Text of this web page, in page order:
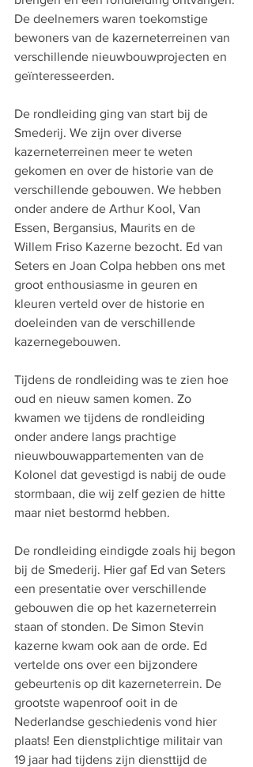
De deelnemers waren toekomstige
bewoners van de kazerneterreinen van
verschillende nieuwbouwprojecten en
geïnteresseerden.
De rondleiding ging van start bij de
Smederij. We zijn over diverse
kazerneterreinen meer te weten
gekomen en over de historie van de
verschillende gebouwen. We hebben
onder andere de Arthur Kool, Van
Essen, Bergansius, Maurits en de
Willem Friso Kazerne bezocht. Ed van
Seters en Joan Colpa hebben ons met
groot enthousiasme in geuren en
kleuren verteld over de historie en
doeleinden van de verschillende
kazernegebouwen.
Tijdens de rondleiding was te zien hoe
oud en nieuw samen komen. Zo
kwamen we tijdens de rondleiding
onder andere langs prachtige
nieuwbouwappartementen van de
Kolonel dat gevestigd is nabij de oude
stormbaan, die wij zelf gezien de hitte
maar niet bestormd hebben.
De rondleiding eindigde zoals hij begon
bij de Smederij. Hier gaf Ed van Seters
een presentatie over verschillende
gebouwen die op het kazerneterrein
staan of stonden. De Simon Stevin
kazerne kwam ook aan de orde. Ed
vertelde ons over een bijzondere
gebeurtenis op dit kazerneterrein. De
grootste wapenroof ooit in de
Nederlandse geschiedenis vond hier
plaats! Een dienstplichtige militair van
19 jaar had tijdens zijn diensttijd de